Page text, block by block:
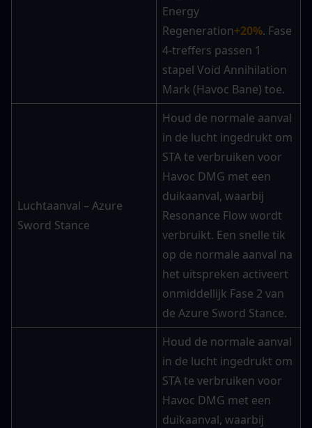
Energy
Regeneration+20%. Fase
4-treffers passen 1
stapel Void Annihilation
Mark (Havoc Bane) toe.
Luchtaanval – Azure
Sword Stance
Houd de normale aanval
in de lucht ingedrukt om
STA te verbruiken voor
Havoc DMG met een
duikaanval, waarbij
Resonance Flow wordt
verbruikt. Een snelle tik
op de normale aanval na
het uitspreken activeert
onmiddellijk Fase 2 van
de Azure Sword Stance.
Houd de normale aanval
in de lucht ingedrukt om
STA te verbruiken voor
Havoc DMG met een
duikaanval, waarbij